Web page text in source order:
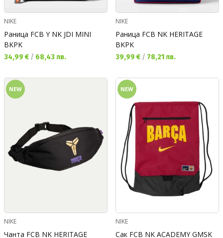
NIKE
Раница FCB Y NK JDI MINI
BKPK
Текуща цена:
34,99 € / 68,43 лв.
NIKE
Раница FCB NK HERITAGE
BKPK
Текуща цена:
39,99 € / 78,21 лв.
NEW
NIKE
Чанта FCB NK HERITAGE
NEW
NIKE
Сак FCB NK ACADEMY GMSK